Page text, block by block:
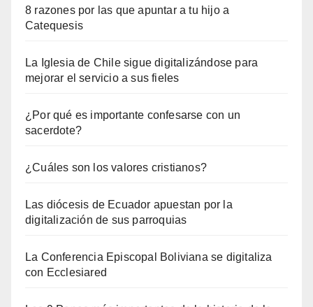
8 razones por las que apuntar a tu hijo a
Catequesis
La Iglesia de Chile sigue digitalizándose para
mejorar el servicio a sus fieles
¿Por qué es importante confesarse con un
sacerdote?
¿Cuáles son los valores cristianos?
Las diócesis de Ecuador apuestan por la
digitalización de sus parroquias
La Conferencia Episcopal Boliviana se digitaliza
con Ecclesiared